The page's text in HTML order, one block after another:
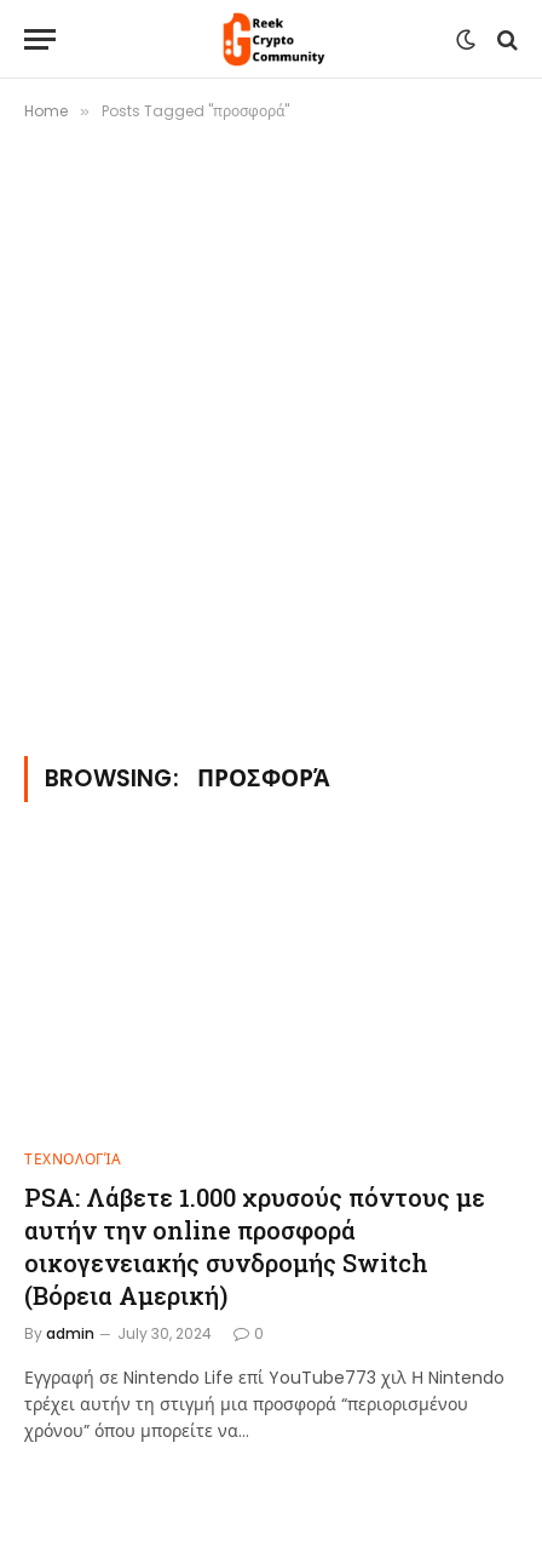
Home » Posts Tagged "προσφορά"
BROWSING: ΠΡΟΣΦΟΡΆ
ΤΕΧΝΟΛΟΓΊΑ
PSA: Λάβετε 1.000 χρυσούς πόντους με
αυτήν την online προσφορά
οικογενειακής συνδρομής Switch
(Βόρεια Αμερική)
Byadmin July 30, 2024 0
Εγγραφή σε Nintendo Life επί YouTube773 χιλ Η Nintendo
τρέχει αυτήν τη στιγμή μια προσφορά “περιορισμένου
χρόνου” όπου μπορείτε να…